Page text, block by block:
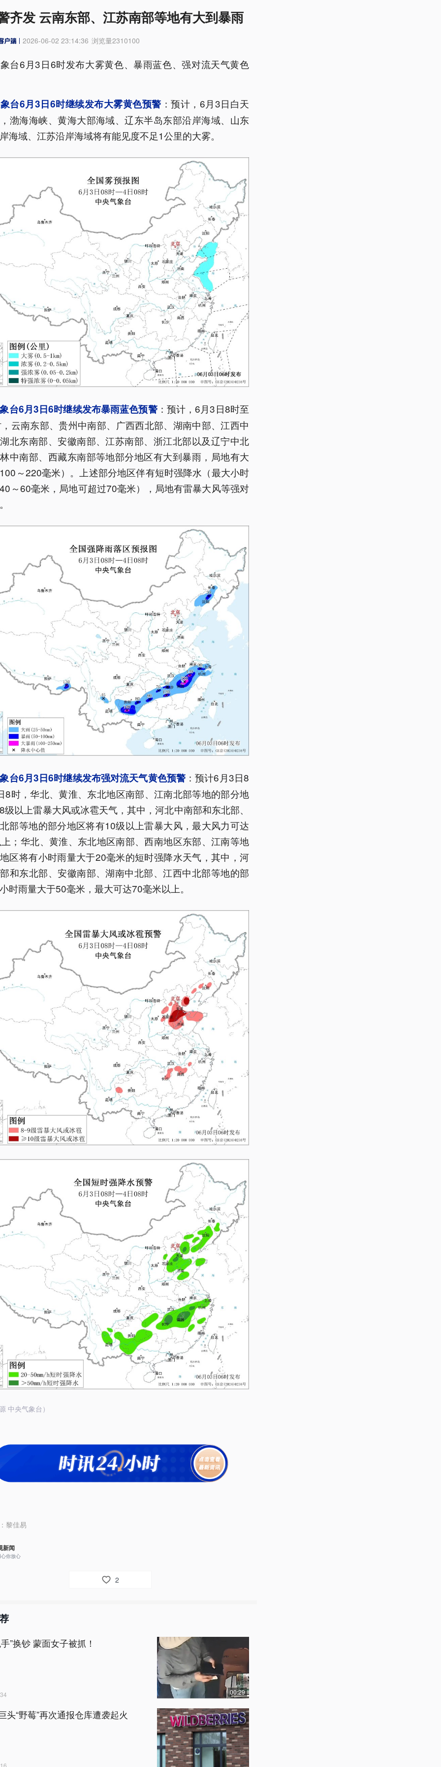
齐发 云南东部、江苏南部等地有大到暴雨
2026-06-02 23:14:36 浏览量2310100
台6月3日6时发布大雾黄色、暴雨蓝色、强对流天气黄色
台6月3日6时继续发布大雾黄色预警 ：预计，6月3日白天
渤海海峡、黄海大部海域、辽东半岛东部沿岸海域、山东
海域、江苏沿岸海域将有能见度不足1公里的大雾。
台6月3日6时继续发布暴雨蓝色预警：预计，6月3日8时至
云南东部、贵州中南部、广西西北部、湖南中部、江西中
北东南部、安徽南部、江苏南部、浙江北部以及辽宁中北
中南部、西藏东南部等地部分地区有大到暴雨，局地有大
～220毫米）。上述部分地区伴有短时强降水（最大小时
～60毫米，局地可超过70毫米），局地有雷暴大风等强对
台6月3日6时继续发布强对流天气黄色预警 ：预计6月3日8
8时，华北、黄淮、东北地区南部、江南北部等地的部分地
级以上雷暴大风或冰雹天气，其中，河北中南部和东北部、
部等地的部分地区将有10级以上雷暴大风，最大风力可达
；华北、黄淮、东北地区南部、西南地区东部、江南等地
区将有小时雨量大于20毫米的短时强降水天气，其中，河
和东北部、安徽南部、湖南中北部、江西中北部等地的部
时雨量大于50毫米，最大可达70毫米以上。
中央气象台）
黎佳易
新闻
你放心
2
”换钞 蒙面女子被抓！
00:29
头“野莓”再次通报仓库遭袭起火